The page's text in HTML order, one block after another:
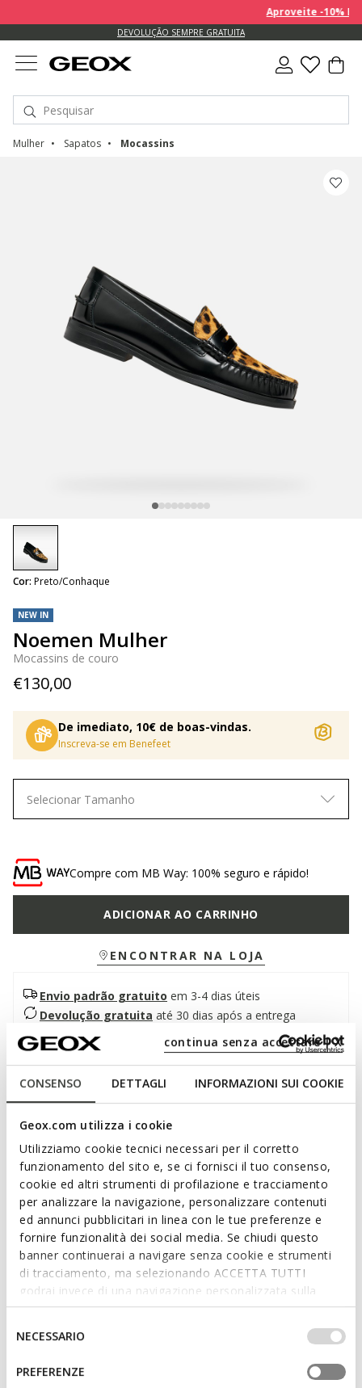
CONSENSO DETTAGLI INFORMAZIONI SUI COOKIE
Geox.com utilizza i cookie
Utilizziamo cookie tecnici necessari per il corretto
funzionamento del sito e, se ci fornisci il tuo consenso,
cookie ed altri strumenti di profilazione e tracciamento
per analizzare la navigazione, personalizzare contenuti
ed annunci pubblicitari in linea con le tue preferenze e
fornire funzionalità dei social media. Se chiudi questo
banner continuerai a navigare senza cookie e strumenti
di tracciamento, ma selezionando ACCETTA TUTTI
godrai invece di una navigazione personalizzata sulla
base dei tuoi gusti ed interessi. Selezionando
IMPOSTAZIONI potrai anche scegliere quali cookies ed
altri strumenti di tracciamento autorizzare. Per maggiori
informazioni o per modificare in qualsiasi momento le
tue impostazioni, visita la nostra
del
consenso
NECESSARIO
PREFERENZE
continua senza accettare | X
Aproveite -10%
DEVOLUÇÃO SEMPRE GRATUITA
Mulher Sapatos Mocassins
NEW IN
Noemen Mulher
Mocassins de couro
€130,00
De imediato, 10€ de boas-vindas.
Inscreva-se em Benefeet
Cor: Preto/Conhaque
selected
Selecionar Tamanho
Compre com MB Way: 100% seguro e rápido!
ADICIONAR AO CARRINHO
ENCONTRAR NA LOJA
Envio padrão gratuito em 3-4 dias úteis
Devolução gratuita até 30 dias após a entrega
Descrição
com inserções em pele de potro, está disponível numa
versão que combina preto e cor de conhaque. Confortável e
respirável, a Noemen combina linhas tradicionais com
detalhes requintados.
CÓDIGO DO ARTIGO:D680XA038QSC9209
Ler mais
Características
Fácil e rápido de calçar